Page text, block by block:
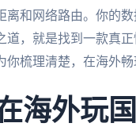
离和网络路由。你的
道，就是找到一款真
梳理清楚，在海外
海外玩